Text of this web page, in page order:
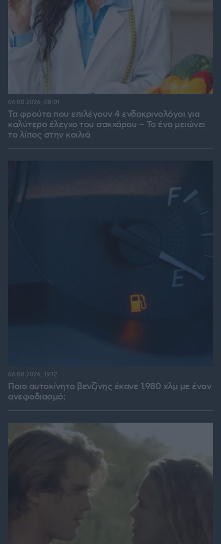
Τα φρούτα που επιλέγουν 4 ενδοκρινολόγοι για
καλύτερο έλεγχο του σακχάρου – Το ένα μειώνει
το λίπος στην κοιλιά
06.08.2026, 08:01
Ποιο αυτοκίνητο βενζίνης έκανε 1.980 χλμ με έναν
ανεφοδιασμό;
06.08.2026, 19:12